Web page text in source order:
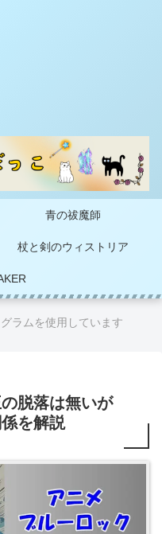
青の祓魔師
杖と剣のウィストリア
ラムを使用しています
脱落は無いが
を解説